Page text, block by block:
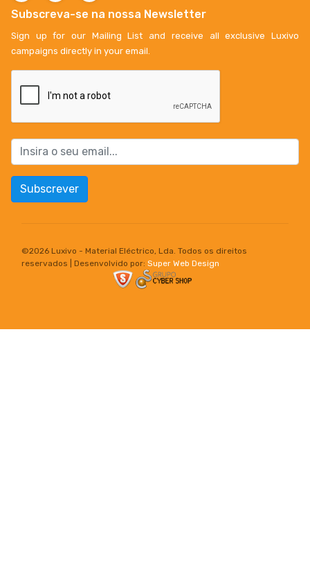
Subscreva-se na nossa Newsletter
Sign up for our Mailing List and receive all exclusive Luxivo
campaigns directly in your email.
Subscrever
©2026 Luxivo - Material Eléctrico, Lda. Todos os direitos
reservados | Desenvolvido por: Super Web Design